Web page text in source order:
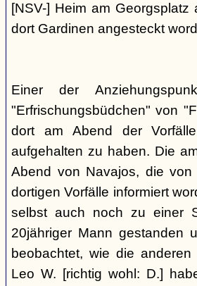
[NSV-] Heim am
dort Gardinen angesteckt
Einer der
"Erfrischungsbüdchen" von
dort am Abend der Vorfälle
aufgehalten zu haben. Die
Abend von Navajos, die
dortigen Vorfälle informiert
selbst auch noch zu einer
20jähriger Mann gestanden
beobachtet, wie die
Leo W. [richtig wohl: D.]